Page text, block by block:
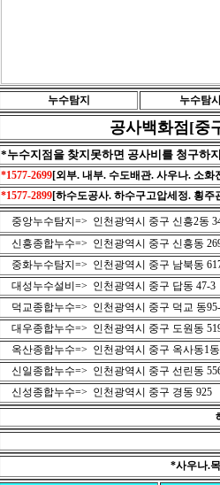
누수탐지 누수탐
공사백화점[중
*누수지점을 찾지못하면 공사비를 청구하
*1577-2699[외부. 내부. 수도배관. 사우나. 소화
*1577-2899[하수도공사. 하수구고압세정. 횡
중앙누수탐지=> 인천광역시 중구 신흥2동
신흥종합누수=> 인천광역시 중구 신흥동
중화누수탐지=> 인천광역시 중구 남북동
대성누수설비=> 인천광역시 중구 답동 47-3
덕교종합누수=> 인천광역시 중구 덕교 동
대우종합누수=> 인천광역시 중구 도원동
옥산종합누수=> 인천광역시 중구 옥사동1
신일종합누수=> 인천광역시 중구 선린동
신성종합누수=> 인천광역시 중구 경동 925
*사우나.